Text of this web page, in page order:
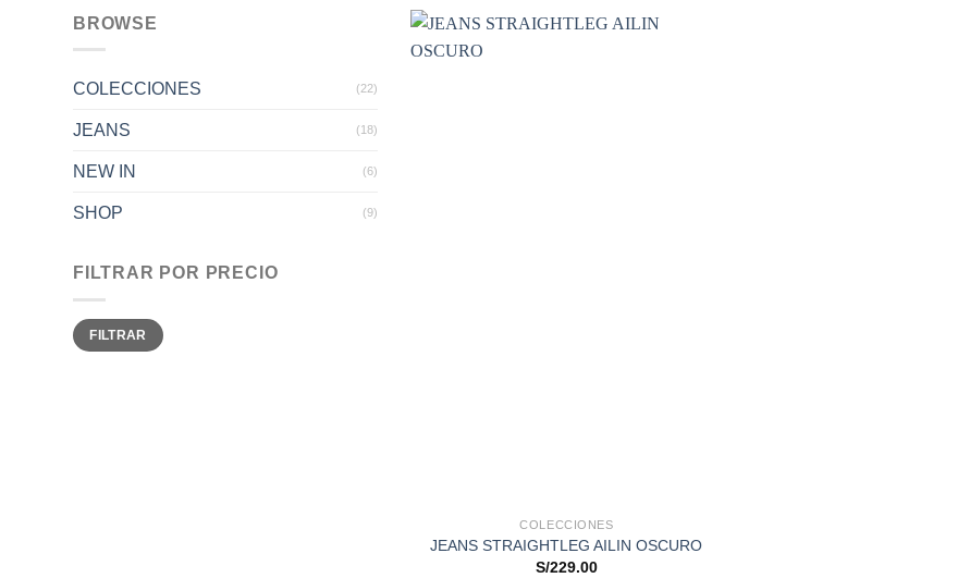
BROWSE
COLECCIONES (22)
JEANS (18)
NEW IN (6)
SHOP (9)
FILTRAR POR PRECIO
Precio
mínimo
Precio
máximo
FILTRAR
COLECCIONES
JEANS STRAIGHTLEG AILIN OSCURO
S/229.00